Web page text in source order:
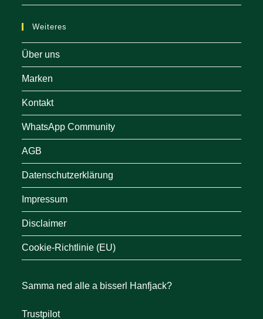
Weiteres
Über uns
Marken
Kontakt
WhatsApp Community
AGB
Datenschutzerklärung
Impressum
Disclaimer
Cookie-Richtlinie (EU)
Samma ned alle a bisserl Hanfjack?
Trustpilot